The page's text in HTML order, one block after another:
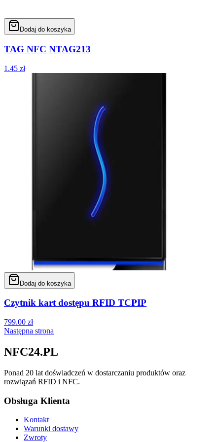
Dodaj do koszyka
TAG NFC NTAG213
1.45 zł
Dodaj do koszyka
Czytnik kart dostępu RFID TCPIP
799.00 zł
Następna strona
NFC24.PL
Ponad 20 lat doświadczeń w dostarczaniu produktów oraz
rozwiązań RFID i NFC.
Obsługa Klienta
Kontakt
Warunki dostawy
Zwroty